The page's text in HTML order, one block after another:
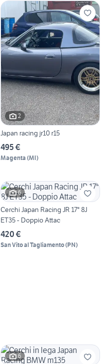
2
Japan racing jr10 r15
495 €
Magenta (MI)
6
Cerchi Japan Racing JR 17" 8J
ET35 - Doppio Attac
420 €
San Vito al Tagliamento(PN)
6